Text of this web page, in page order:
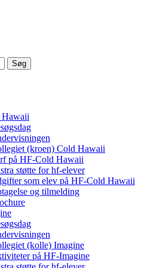
(kroen) Cold Hawaii
på HF-Cold Hawaii
støtte for hf-elever
som elev på HF-Cold Hawaii
og tilmelding
(kolle) Imagine
på HF-Imagine